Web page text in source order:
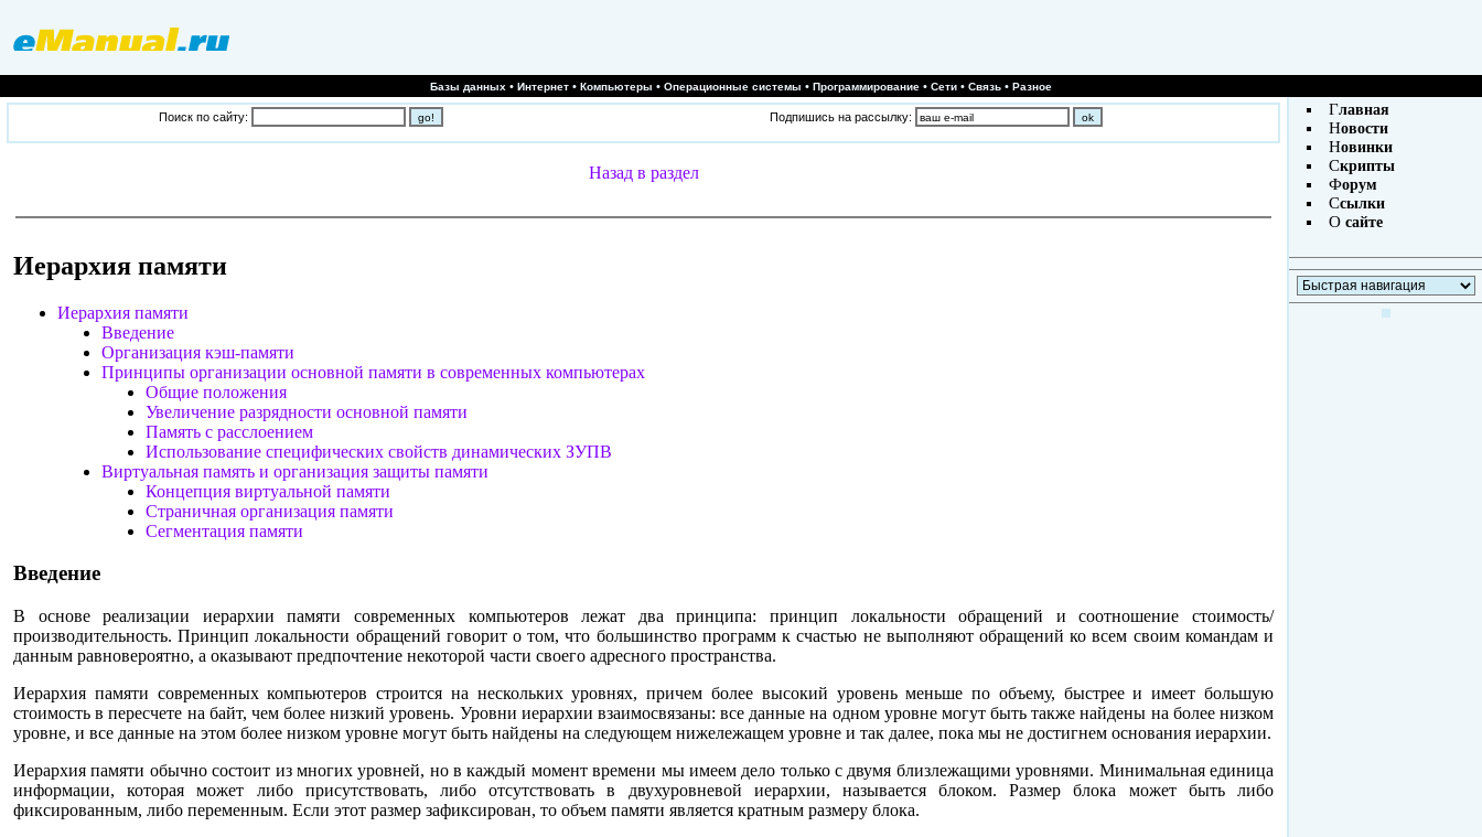
Базы данных • Интернет • Компьютеры • Операционные системы • Программирование • Сети • Связь • Разное
Поиск по сайту: Подпишись на рассылку:
Назад в раздел
Иерархия памяти
Иерархия памяти
Введение
Организация кэш-памяти
Принципы организации основной памяти в современных компьютерах
Общие положения
Увеличение разрядности основной памяти
Память с расслоением
Использование специфических свойств динамических ЗУПВ
Виртуальная память и организация защиты памяти
Концепция виртуальной памяти
Страничная организация памяти
Сегментация памяти
Введение
В основе реализации иерархии памяти современных компьютеров лежат два принципа: принцип локальности обращений и соотношение стоимость/
производительность. Принцип локальности обращений говорит о том, что большинство программ к счастью не выполняют обращений ко всем своим командам и
данным равновероятно, а оказывают предпочтение некоторой части своего адресного пространства.
Иерархия памяти современных компьютеров строится на нескольких уровнях, причем более высокий уровень меньше по объему, быстрее и имеет большую
стоимость в пересчете на байт, чем более низкий уровень. Уровни иерархии взаимосвязаны: все данные на одном уровне могут быть также найдены на более низком
уровне, и все данные на этом более низком уровне могут быть найдены на следующем нижележащем уровне и так далее, пока мы не достигнем основания иерархии.
Иерархия памяти обычно состоит из многих уровней, но в каждый момент времени мы имеем дело только с двумя близлежащими уровнями. Минимальная единица
информации, которая может либо присутствовать, либо отсутствовать в двухуровневой иерархии, называется блоком. Размер блока может быть либо
фиксированным, либо переменным. Если этот размер зафиксирован, то объем памяти является кратным размеру блока.
Главная
Новости
Новинки
Скрипты
Форум
Ссылки
Осайте